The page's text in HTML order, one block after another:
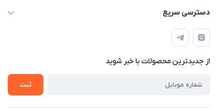
88843088 - 88843137 - 88843025 - 88848075
info@HLCgroup.ir
تهران، بهار جنوبی، کوچه خوشدل، پلاک 1، طبقه 4
دسترسی سریع
حساب کاربری
لیست محصولات
تماس با ما
از جدید‌ترین محصولات با‌ خبر شوید
ثبت